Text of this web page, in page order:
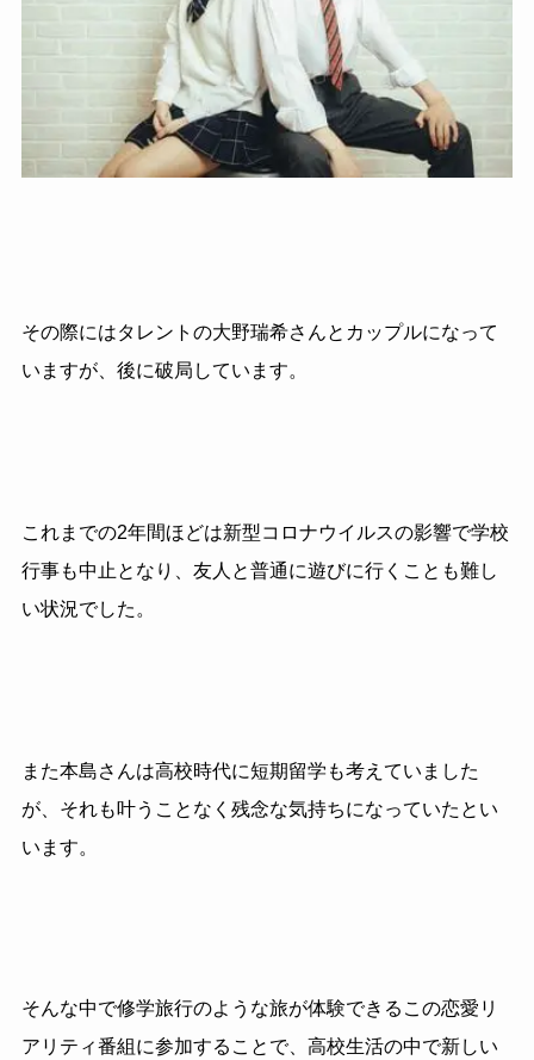
その際にはタレントの大野瑞希さんとカップルになって
いますが、後に破局しています。
これまでの2年間ほどは新型コロナウイルスの影響で学校
行事も中止となり、友人と普通に遊びに行くことも難し
い状況でした。
また本島さんは高校時代に短期留学も考えていました
が、それも叶うことなく残念な気持ちになっていたとい
います。
そんな中で修学旅行のような旅が体験できるこの恋愛リ
アリティ番組に参加することで、高校生活の中で新しい